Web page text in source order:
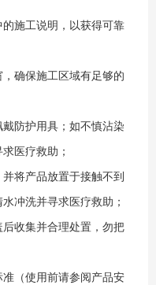
施工说明，以获得可靠
确保施工区域有足够的
防护用具；如不慎沾染
医疗救助；
将产品放置于接触不到
冲洗并寻求医疗救助；
收集并合理处置，勿把
（使用前请参阅产品安